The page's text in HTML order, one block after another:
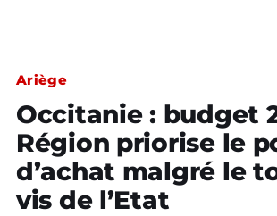
Ariège
Occitanie : budget
Région priorise le
d’achat malgré le
vis de l’Etat